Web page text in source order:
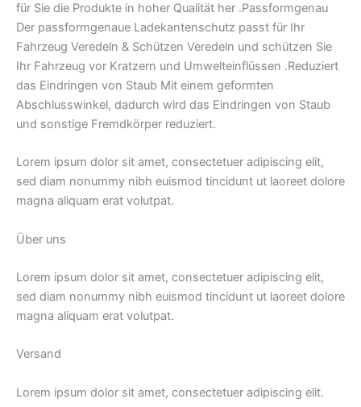
für Sie die Produkte in hoher Qualität her .Passformgenau
Der passformgenaue Ladekantenschutz passt für Ihr
Fahrzeug Veredeln & Schützen Veredeln und schützen Sie
Ihr Fahrzeug vor Kratzern und Umwelteinflüssen .Reduziert
das Eindringen von Staub Mit einem geformten
Abschlusswinkel, dadurch wird das Eindringen von Staub
und sonstige Fremdkörper reduziert.
Lorem ipsum dolor sit amet, consectetuer adipiscing elit,
sed diam nonummy nibh euismod tincidunt ut laoreet dolore
magna aliquam erat volutpat.
Über uns
Lorem ipsum dolor sit amet, consectetuer adipiscing elit,
sed diam nonummy nibh euismod tincidunt ut laoreet dolore
magna aliquam erat volutpat.
Versand
Lorem ipsum dolor sit amet, consectetuer adipiscing elit.